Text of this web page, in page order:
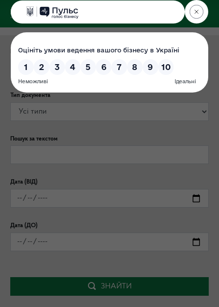
ДЕРЖЕКОІНСПЕКЦІЯ
Поліського округу
Категорія публікації
Тип документа
Пошук за текстом
Дата (ВІД)
Дата (ДО)
ЗНАЙТИ